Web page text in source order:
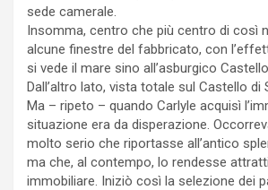
sede camerale.
Insomma, centro che più centro di così
alcune finestre del fabbricato, con
si vede il mare sino all’asburgico
Dall’altro lato, vista totale sul Castello di
Ma – ripeto – quando Carlyle acquisì
situazione era da disperazione.
molto serio che riportasse all’antico
ma che, al contempo, lo rendesse
immobiliare. Iniziò così la selezione dei